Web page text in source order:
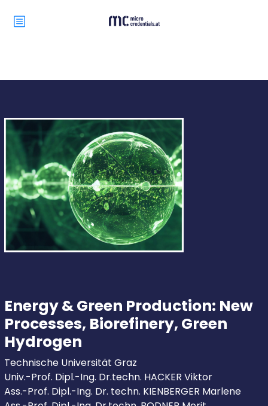
Energy & Green Production: New
Processes, Biorefinery, Green
Hydrogen
Technische Universität Graz
Univ.-Prof. Dipl.-Ing. Dr.techn. HACKER Viktor
Ass.-Prof. Dipl.-Ing. Dr. techn. KIENBERGER Marlene